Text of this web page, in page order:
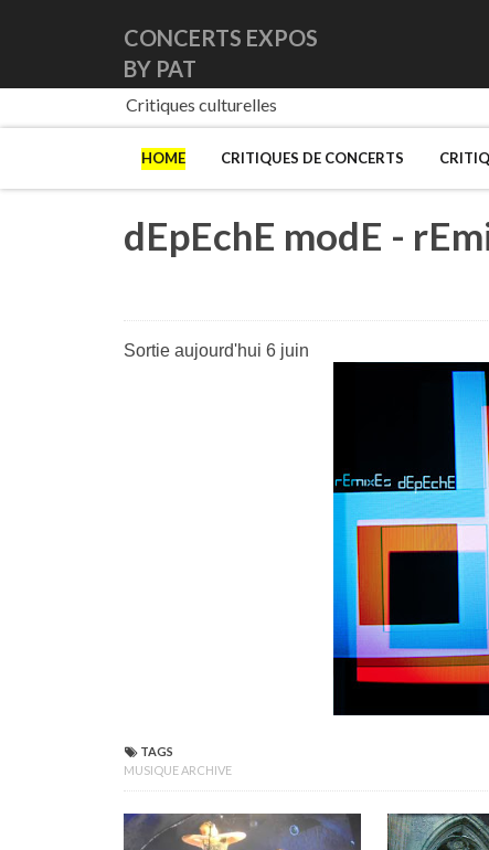
CONCERTS EXPOS
BY PAT
Critiques culturelles
HOME CRITIQUES DE CONCERTS
dEpEchE modE -
Sortie aujourd'hui 6 juin
TAGS
MUSIQUE ARCHIVE